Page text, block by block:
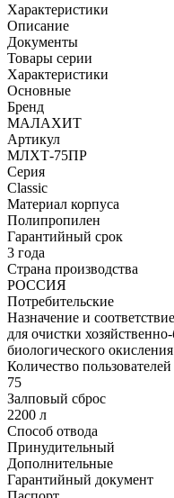
Характеристики
Описание
Документы
Товары серии
Характеристики
Основные
Бренд
МАЛАХИТ
Артикул
МЛХТ-75ПР
Серия
Classic
Материал корпуса
Полипропилен
Гарантийный срок
3 года
Страна производства
РОССИЯ
Потребительские
Назначение и соответствие
для очистки
биологического окисления
Количество пользователей
75
Залповый сброс
2200 л
Способ отвода
Принудительный
Дополнительные
Гарантийный документ